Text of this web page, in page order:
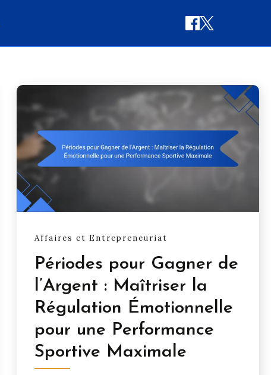
Affaires et Entrepreneuriat
Périodes pour Gagner de
l’Argent : Maîtriser la
Régulation Émotionnelle
pour une Performance
Sportive Maximale